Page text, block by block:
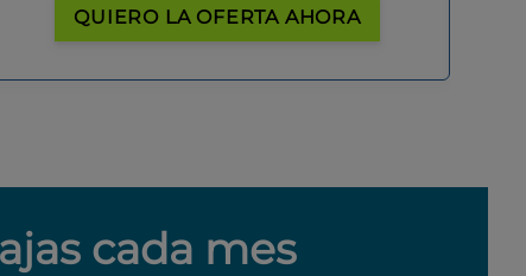
QUIERO LA OFERTA AHORA
cada mes